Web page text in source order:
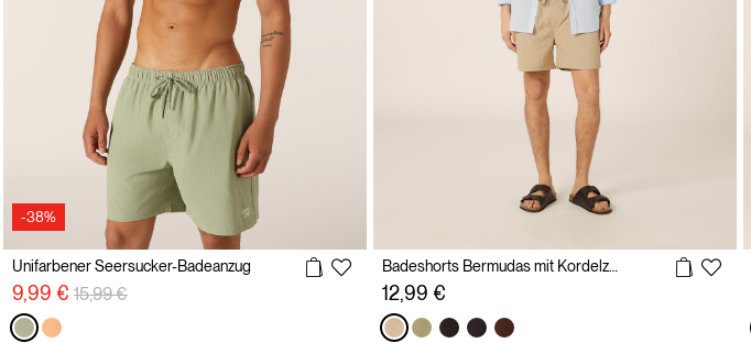
-38%
Unifarbener Seersucker-Badeanzug
9,99 € Preisreduzierung von
15,99 € 12,99 €